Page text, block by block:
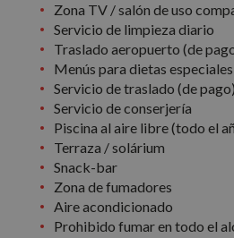
Zona TV / salón de uso
Servicio de limpieza diario
Traslado aeropuerto (de
Menús para dietas
Servicio de traslado (de pago)
Servicio de conserjería
Piscina al aire libre (todo el
Terraza / solárium
Snack-bar
Zona de fumadores
Aire acondicionado
Prohibido fumar en todo el